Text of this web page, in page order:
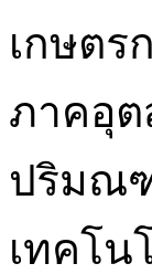
เกษตร
ภาคอุต
ปริมณ
เทคโน